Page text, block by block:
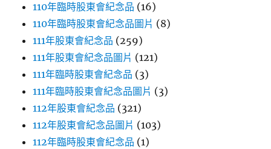
110年臨時股東會紀念品 (16)
110年臨時股東會紀念品圖片 (8)
111年股東會紀念品 (259)
111年股東會紀念品圖片 (121)
111年臨時股東會紀念品 (3)
111年臨時股東會紀念品圖片 (3)
112年股東會紀念品 (321)
112年股東會紀念品圖片 (103)
112年臨時股東會紀念品 (1)